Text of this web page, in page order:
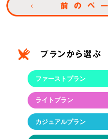
ファーストプラン
ライトプラン
カジュアルプラン